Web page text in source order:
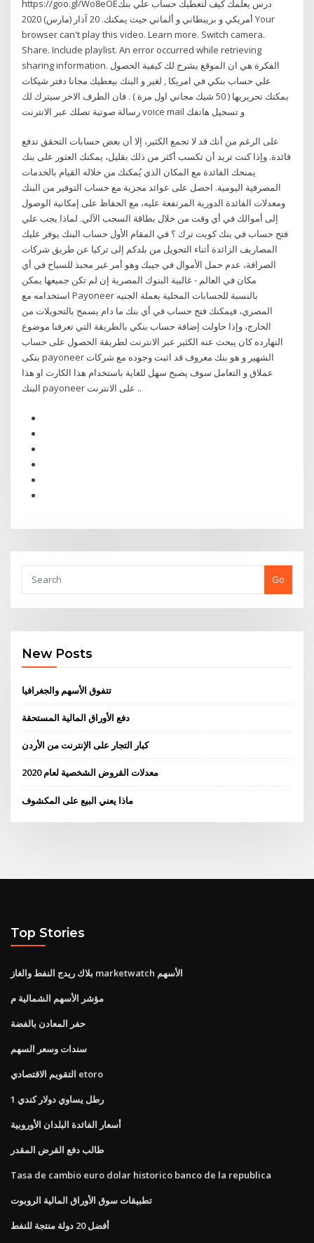
https://goo.gl/Wo8eOEدرس يعلمك كيف لتعطيك حساب علي بنك
أمريكي و بريبطاني و ألماني حيث يمكنك. 20 آذار (مارس) 2020 Your
browser can't play this video. Learn more. Switch camera.
Share. Include playlist. An error occurred while retrieving
sharing information. الفكرة هي ان الموقع يشرح لك كيفية الحصول
علي حساب بنكي في امريكا , لغير و البنك بيعطيك مجانا دفتر شيكات
يمكنك تحريريها ( 50 شيك مجاني اول مرة ) . فان الطرف الاخر سيترك لك
رسالة صوتية تصلك عبر الانترنت voice mail و تسجيل هاتفك
على الرغم من أنك قد لا تجمع الكثير، إلا أن بعض حسابات التحقق تدفع
فائدة. وإذا كنت تريد أن تكسب أكثر من ذلك بقليل، يمكنك العثور على بنك
يمنحك الفائدة مع المكان الذي يُمكنك من خلاله القيام بالخدمات
المصرفية اليومية. احصل على عوائد مجزية مع حساب التوفير من البنك
ومعدلات الفائدة الدورية المرتفعة عليه، مع الحفاظ على إمكانية الوصول
إلى أموالك في أي وقت من خلال بطاقة السحب الآلي. لماذا يجب علي
فتح حساب في بنك كويت ترك ؟ في المقام الأول حساب البنك يوفر عليك
المصاريف الزائدة أثناء التحويل من بلدكم إلى تركيا عن طريق شركات
الصرافة، عدم حمل الأموال في جيبك وهو أمر غير محبذ للسياح في أي
مكان في العالم - غالبية البنوك المصرية إن لم تكن جميعها يمكن
استخدامه مع Payoneer بالنسبة للحسابات المحلية بعملة الجنيه
المصري، فيمكنك فتح حساب في أي بنك ما دام يسمح بالتحويلات من
الخارج، وإذا حاولت إضافة حساب بنكي بالطريقة التي تعرفنا موضوع
النهارده كان يبحث عنه الكثير عبر الانترنت لطريقة الحصول على حساب
بنكى payoneer الشهير و هو بنك معروف قد اثبت وجوده مع شركات
عملاق و التعامل سوف يصبح سهل للغاية باستخدام هذا الكارت او هذا
البنك payoneer على الانترنت ..
Go
New Posts
تتفوق الأسهم والجغرافيا
دفع الأوراق المالية المستحقة
كبار التجار على الإنترنت من الأردن
معدلات القروض الشخصية لعام 2020
ماذا يعني البيع على المكشوف
Top Stories
بلاك ريدج النفط والغاز marketwatch الأسهم
مؤشر الأسهم الشمالية م
حفر المعادن بالفضة
سندات وسعر السهم
التقويم الاقتصادي etoro
1 رطل يساوي دولار كندي
أسعار الفائدة البلدان الأوروبية
طالب دفع القرض المقدر
Tasa de cambio euro dolar historico banco de la republica
تطبيقات سوق الأوراق المالية الروبوت
أفضل 20 دولة منتجة للنفط